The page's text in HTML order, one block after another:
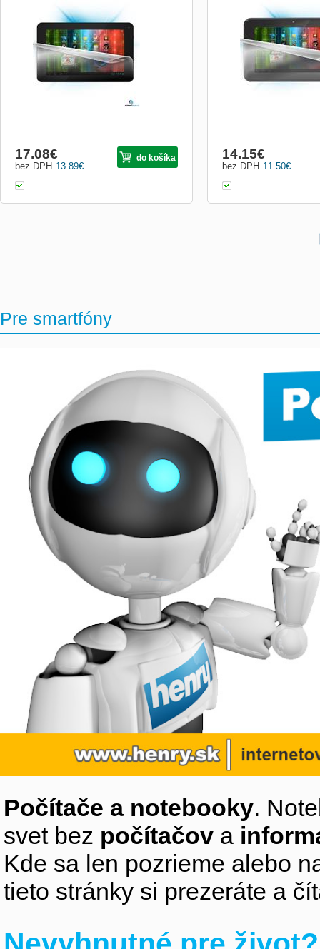
priehľadná PRE-PMP5785C-D
príslušenstva:Ochranné fólie
13.89€
bez DPH
17.08€ do košíka
PMP7170B-D
príslušenstva:Ochranné
11.50€
bez DPH
14.15€
Pre smartfóny
Počítače a notebooky.
svet bez počítačov a
Kde sa len pozrieme alebo
tieto stránky si prezeráte a